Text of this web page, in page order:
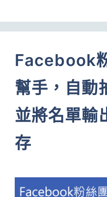
Facebook
幫手，自動
並將名單輸
存